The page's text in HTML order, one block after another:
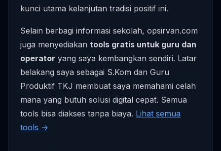
kunci utama kelanjutan tradisi positif ini.
Selain berbagi informasi sekolah, opsirvan.com
juga menyediakan tools gratis untuk guru dan
operator yang saya kembangkan sendiri. Latar
belakang saya sebagai S.Kom dan Guru
Produktif TKJ membuat saya memahami celah
mana yang butuh solusi digital cepat. Semua
tools bisa diakses tanpa biaya. Lihat semua
tools →